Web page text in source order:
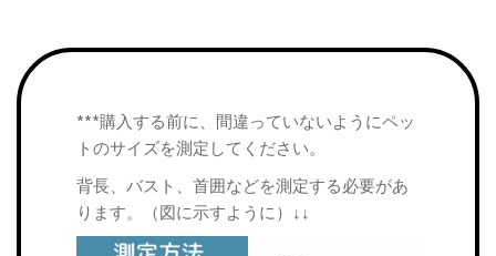
***購入する前に、間違っていないようにペッ
トのサイズを測定してください。
背長、バスト、首囲などを測定する必要があ
ります。（図に示すように）↓↓